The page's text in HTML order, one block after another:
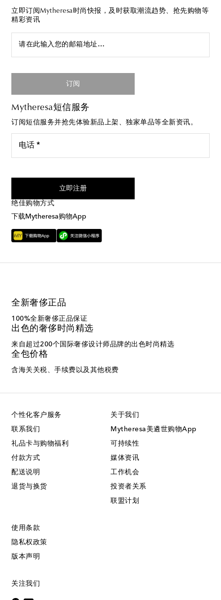
立即订阅Mytheresa时尚快报，及时获取潮流趋势、抢先购物等
精彩资讯
请在此输入您的邮箱地址…
订阅
Mytheresa短信服务
订阅短信服务并抢先体验新品上架、独家单品等全新资讯。
电话 *
立即注册
绝佳购物方式
下载Mytheresa购物App
全新奢侈正品
100%全新奢侈正品保证
出色的奢侈时尚精选
来自超过200个国际奢侈设计师品牌的出色时尚精选
全包价格
含海关关税、手续费以及其他税费
个性化客户服务
联系我们
礼品卡与购物福利
付款方式
配送说明
退货与换货
关于我们
Mytheresa美遴世购物App
可持续性
媒体资讯
工作机会
投资者关系
联盟计划
使用条款
隐私权政策
版本声明
关注我们